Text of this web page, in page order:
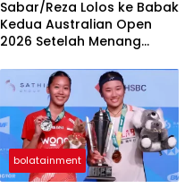
Sabar/Reza Lolos ke Babak
Kedua Australian Open
2026 Setelah Menang
bolatainment